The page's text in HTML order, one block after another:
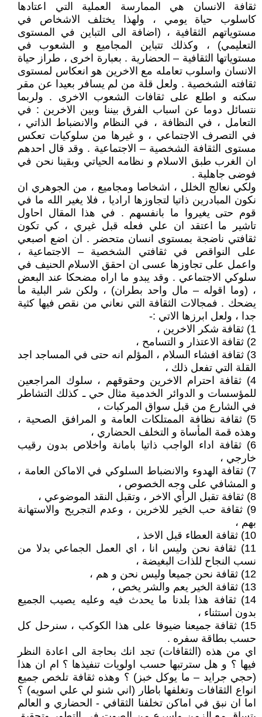
ثقافة الانسان هي الممارسة العملية التي اعتادها
كاسلوب حياة يومي ، ولهذا يختلف الاشخاص في
مستوياتهم الثقافية ، (اضافة الى التباين في المستوى
التعليمي) ، وكذلك تتباين المجاميع و الشعوب في
مستوياتها الثقافية – الحضارية . بعبارة اخرى ، طراز حياة
الانسان واسلوب تعامله مع الاخرين هو انعكاس لمستوى
ثقافته الشخصية . ولعل قلة من لم يسافر بعيدا عن مقر
سكنه و اطلع على ثقافات الشعوب الاخرى . ولربما
نتسائل دوما عن اسباب الفرق بيننا وبين الاخرين : في
التعامل ، في النظافة ، في النظام والانضباط الذاتي ،
في التصرف الاجتماعي ، و غيرها من سلوكيات تعكس
مستوى الثقافة الشخصية – الاجتماعية . وقد قال احدهم
ان الغرب طبق الاسلام و نظامه الحياتي وبقينا نحن في
فوضى جاهلية .
ولكي نعالج الخلل ، اشخاصا ومجاميع ، من الجوهري ان
نكون المبادرين ذاتيا لتجاوزها اراديا ، فلا يغير الله ما في
قوم حتى يغيروا ما بانفسهم . في هذا المقال احاول
تاشير ما اعتقد ان علي فعله قبل غيري ، كي تكون
ثقافتي ناضجة بمستوى انسان متحضر . ان اضع اصبعي
على النواقص في ثقافتي الشخصية – الاجتماعية ،
واعمل على تجاوزها عسى ان احقق الاسلام الحنيف في
سلوكي الاجتماعي . وقد يبدو ما اراه مضحكا عند البعض
، (وما اقوله – مال واحد بطران) ، ولكن شر البلية ما
يضحك . فمجالات الثقافة التي نعاني من نقص فيها كثية
جدا ، ولعل ابرزها الاتي :-
1) ثقافة شكر الاخرين ،
2) ثقافة الاعتذار و التسامح ،
3) ثقافة افشاء السلام ، المؤلم انه حتى في المساجد اجد
القلة التي تفعل ذلك ،
4) ثقافة احترام الاخرين وحقوقهم ، سلوك المراجعين
للمؤسسات و الدوائر الخدمية مثال حي ـ كذلك التشاطر
في الشارع من قبل سواق المركبات ،
5) ثقافة نظافة الممتلكات العامة و المرافق الصحية ،
وهذه قمة المأساة و التخلف الحضاري ،
6) ثقافة اداء الواجب ذاتيا بامانة واخلاص بدون رقيب
خارجي ،
7) ثقافة الهدوء والانضباط السلوكي في الاماكن العامة ،
و المشافي على وجه الخصوص ،
8) ثقافة تقبل الرأي الاخر ، وتقبل النقد الموضوعي ،
9) ثقافة حب الخير للاخرين ، وعدم التجريح والاستهانة
بهم ،
10) ثقافة العطاء قبل الاخذ ،
11) ثقافة نحن وليس انا ، اي العمل الجماعي بدلا من
نسب النجاح للذات البغيضة ،
12) ثقافة نحن جميعا وليس نحن و هم ،
13) ثقافة الخير يعم والشر يخص ،
14) ثقافة هذا بلدنا ما يحدث فيه وعليه يصيب الجميع
بدون استثناء ،
15) ثقافة جميعنا ضيوفا على هذا الكوكب ، سنرحل كل
حسب بطاقة سفره .
اي من هذه (الثقافات) تجد انك بحاجة الى اعادة النظر
فيها ؟ و هل سترتبها حسب اولويات تنفيذها ؟ ام ان هذا
(حجي جرايد – ما يوكل خبز) ؟ وهذه ثقافة تلخص جميع
انواع الثقافات وتغلفها باطار (اني شنو لي علي اسويه) ؟
اما ان نبق في اماكن تخلفنا الثقافي - الحضاري و العالم